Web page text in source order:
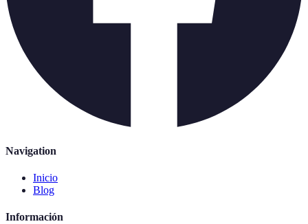
Navigation
Inicio
Blog
Información